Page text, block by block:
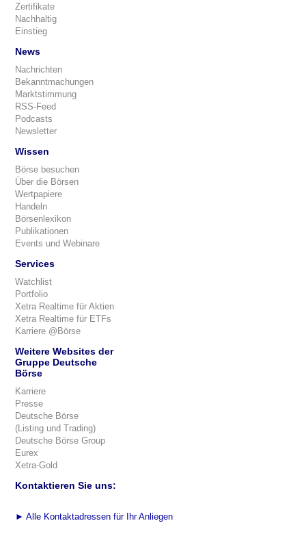
Zertifikate
Nachhaltig
Einstieg
News
Nachrichten
Bekanntmachungen
Marktstimmung
RSS-Feed
Podcasts
Newsletter
Wissen
Börse besuchen
Über die Börsen
Wertpapiere
Handeln
Börsenlexikon
Publikationen
Events und Webinare
Services
Watchlist
Portfolio
Xetra Realtime für Aktien
Xetra Realtime für ETFs
Karriere @Börse
Weitere Websites der
Gruppe Deutsche
Börse
Karriere
Presse
Deutsche Börse
(Listing und Trading)
Deutsche Börse Group
Eurex
Xetra-Gold
Kontaktieren Sie uns:
► Alle Kontaktadressen für Ihr Anliegen